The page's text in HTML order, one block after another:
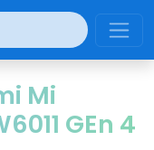
Mi
GEn 4